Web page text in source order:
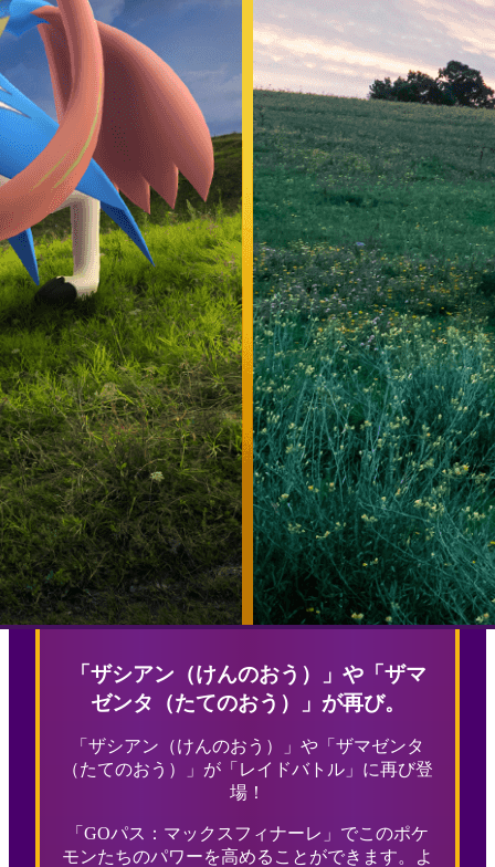
「ザシアン（けんのおう）」や「ザマ
ゼンタ（たてのおう）」が再び。
「ザシアン（けんのおう）」や「ザマゼンタ
（たてのおう）」が「レイドバトル」に再び登
場！
「GOパス：マックスフィナーレ」でこのポケ
モンたちのパワーを高めることができます。よ